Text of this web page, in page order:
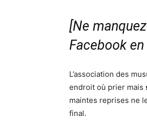
[Ne
Facebook
L’association des
endroit où prier mais
maintes reprises ne
final.